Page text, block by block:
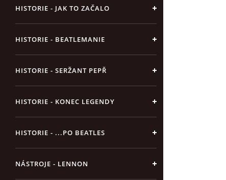
HISTORIE - JAK TO ZAČALO
HISTORIE - BEATLEMANIE
HISTORIE - SERŽANT PEPŘ
HISTORIE - KONEC LEGENDY
HISTORIE - ...PO BEATLES
NÁSTROJE - LENNON